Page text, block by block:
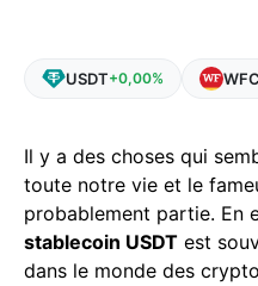
USDT+0,00% WFC
Il y a des choses qui
toute notre vie et le
probablement partie. En
stablecoin USDT est
dans le monde des